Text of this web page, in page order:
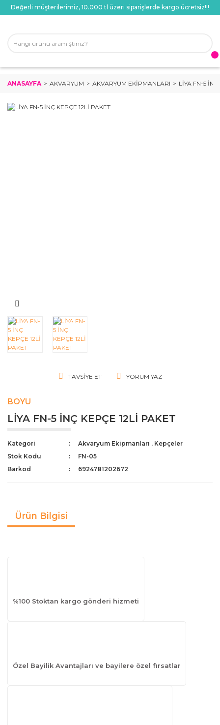
Değerli müşterilerimiz, 10.000 tl üzeri siparişlerde kargo ücretsiz!!!
ANASAYFA AKVARYUM AKVARYUM EKIPMANLARI LİYA FN-5
TAVSIYE ET YORUM YAZ
BOYU
LİYA FN-5 İNÇ KEPÇE 12Lİ PAKET
Kategori Akvaryum Ekipmanları , Kepçeler
Stok Kodu
FN-05
Barkod
6924781202672
Ürün Bilgisi
%100 Stoktan kargo gönderi hizmeti
Özel Bayilik Avantajları ve bayilere özel fırsatlar